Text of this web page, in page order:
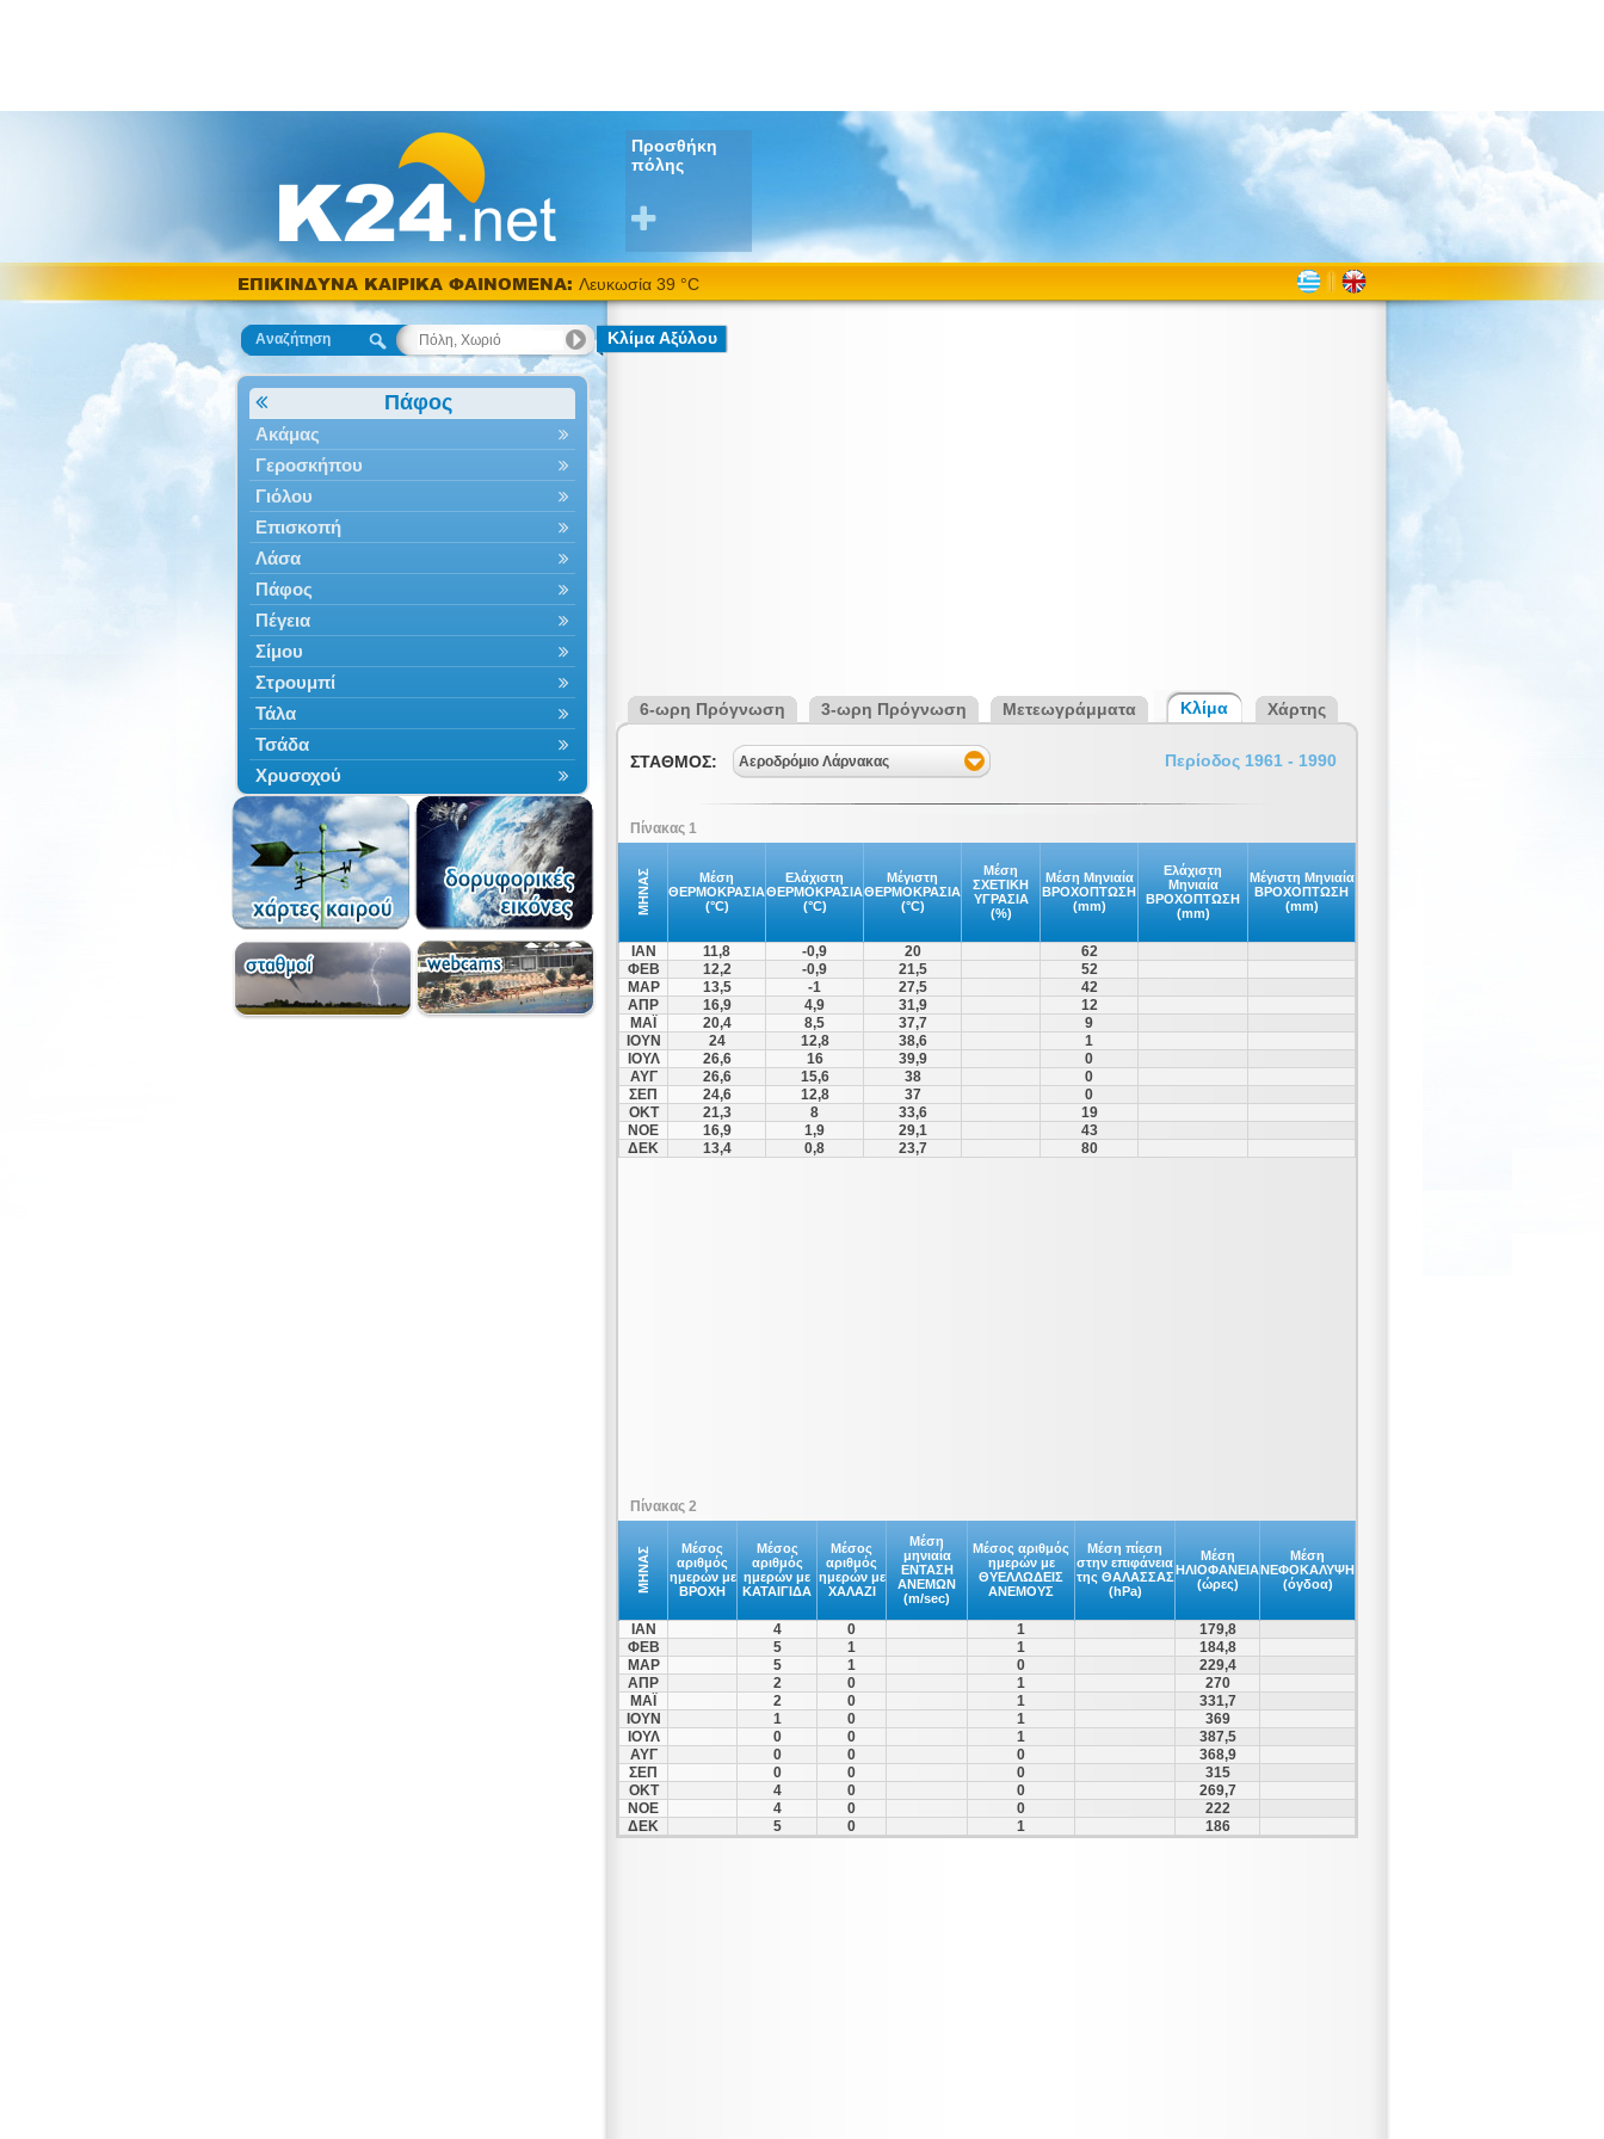
Προσθήκη
πόλης
ΕΠΙΚΙΝΔΥΝΑ ΚΑΙΡΙΚΑ ΦΑΙΝΟΜΕΝΑ: Λευκωσία 39 °C
Αναζήτηση
Πάφος
Ακάμας
Γεροσκήπου
Γιόλου
Επισκοπή
Λάσα
Πάφος
Πέγεια
Σίμου
Στρουμπί
Τάλα
Τσάδα
Χρυσοχού
Κλίμα Αξύλου
6-ωρη Πρόγνωση 3-ωρη Πρόγνωση Μετεωγράμματα Κλίμα Χάρτης
ΣΤΑΘΜΟΣ: Αεροδρόμιο Λάρνακας Περίοδος 1961 - 1990
Πίνακας 1
ΜΗΝΑΣ
Μέση
ΘΕΡΜΟΚΡΑΣΙΑ
(°C)
Ελάχιστη
ΘΕΡΜΟΚΡΑΣΙΑ
(°C)
Μέγιστη
ΘΕΡΜΟΚΡΑΣΙΑ
(°C)
Μέση
ΣΧΕΤΙΚΗ
ΥΓΡΑΣΙΑ
(%)
Μέση Μηνιαία
ΒΡΟΧΟΠΤΩΣΗ
(mm)
Ελάχιστη
Μηνιαία
ΒΡΟΧΟΠΤΩΣΗ
(mm)
Μέγιστη Μηνιαία
ΒΡΟΧΟΠΤΩΣΗ
(mm)
ΙΑΝ 11,8 -0,9 20
62
ΦΕΒ
12,2 -0,9 21,5
52
ΜΑΡ
13,5 -1 27,5
42
ΑΠΡ
16,9 4,9 31,9
12
ΜΑΪ
20,4 8,5 37,7
9
ΙΟΥΝ
24 12,8 38,6
1
ΙΟΥΛ
26,6 16 39,9
0
ΑΥΓ
26,6 15,6 38
0
ΣΕΠ
24,6 12,8 37
0
ΟΚΤ
21,3 8 33,6
19
ΝΟΕ
16,9 1,9 29,1
43
ΔΕΚ
13,4 0,8 23,7 80
Πίνακας 2
ΜΗΝΑΣ
Μέσος
αριθμός
ημερών με
ΒΡΟΧΗ
Μέσος
αριθμός
ημερών με
ΚΑΤΑΙΓΙΔΑ
Μέσος
αριθμός
ημερών με
ΧΑΛΑΖΙ
Μέση
μηνιαία
ΕΝΤΑΣΗ
ΑΝΕΜΩΝ
(m/sec)
Μέσος αριθμός
ημερών με
ΘΥΕΛΛΩΔΕΙΣ
ΑΝΕΜΟΥΣ
Μέση πίεση
στην επιφάνεια
της ΘΑΛΑΣΣΑΣ
(hPa)
Μέση
ΗΛΙΟΦΑΝΕΙΑ
(ώρες)
Μέση
ΝΕΦΟΚΑΛΥΨΗ
(όγδοα)
ΙΑΝ 4 0 1
179,8
ΦΕΒ
5 1 1
184,8
ΜΑΡ
5 1 0
229,4
ΑΠΡ
2 0 1
270
ΜΑΪ
2 0 1
331,7
ΙΟΥΝ
1 0 1
369
ΙΟΥΛ
0 0 1
387,5
ΑΥΓ
0 0 0
368,9
ΣΕΠ
0 0 0
315
ΟΚΤ
4 0 0
269,7
ΝΟΕ
4 0 0
222
ΔΕΚ
5 0 1 186